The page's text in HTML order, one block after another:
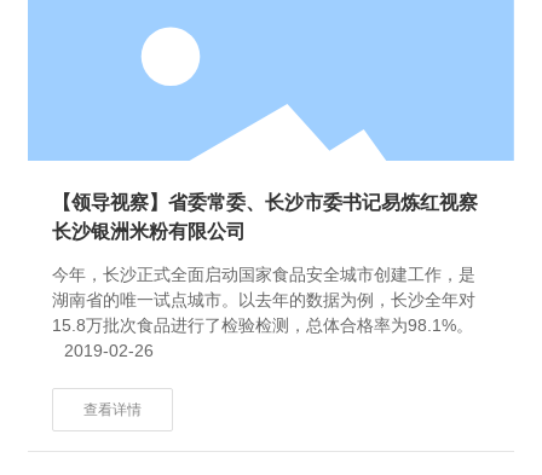
【领导视察】省委常委、长沙市委书记易炼红视察
长沙银洲米粉有限公司
今年，长沙正式全面启动国家食品安全城市创建工作，是
湖南省的唯一试点城市。以去年的数据为例，长沙全年对
15.8万批次食品进行了检验检测，总体合格率为98.1%。
2019-02-26
查看详情